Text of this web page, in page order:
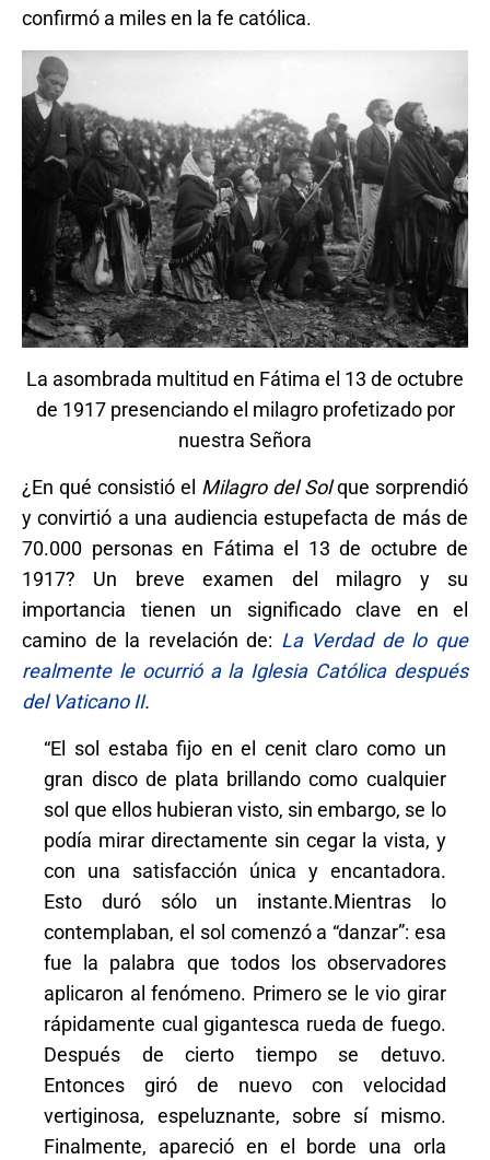
confirmó a miles en la fe católica.
La asombrada multitud en Fátima el 13 de octubre
de 1917 presenciando el milagro profetizado por
nuestra Señora
¿En qué consistió el Milagro del Solque sorprendió
y convirtió a una audiencia estupefacta de más de
70.000 personas en Fátima el 13 de octubre de
1917? Un breve examen del milagro y su
importancia tienen un significado clave en el
camino de la revelación de: La Verdad de lo que
realmente le ocurrió a la Iglesia Católica después
del Vaticano II.
“El sol estaba fijo en el cenit claro como un
gran disco de plata brillando como cualquier
sol que ellos hubieran visto, sin embargo, se lo
podía mirar directamente sin cegar la vista, y
con una satisfacción única y encantadora.
Esto duró sólo un instante.Mientras lo
contemplaban, el sol comenzó a “danzar”: esa
fue la palabra que todos los observadores
aplicaron al fenómeno. Primero se le vio girar
rápidamente cual gigantesca rueda de fuego.
Después de cierto tiempo se detuvo.
Entonces giró de nuevo con velocidad
vertiginosa, espeluznante, sobre sí mismo.
Finalmente, apareció en el borde una orla